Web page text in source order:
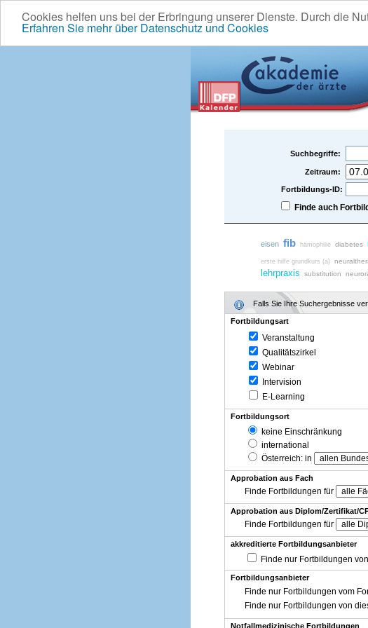
Cookies helfen uns bei der Erbringung unserer Dienste. Durch die
Erfahren Sie mehr über Datenschutz und Cookies
Suchbegriffe:
Zeitraum:
Fortbildungs-ID:
Finde auch
eisen fib hämophilie diabetes
erste hilfe grundkurs (a)
lehrpraxis substitution
Falls Sie Ihre Suchergebnisse
Fortbildungsart
Veranstaltung
Qualitätszirkel
Webinar
Intervision
E-Learning
Fortbildungsort
keine Einschränkung
international
Österreich: in
Approbation aus Fach
Finde Fortbildungen für
Approbation aus Diplom/Zertifikat/
Finde Fortbildungen für
akkreditierte Fortbildungsanbieter
Finde nur Fortbildungen
Fortbildungsanbieter
Finde nur Fortbildungen vom
Finde nur Fortbildungen von
Notfallmedizinische Fortbildungen